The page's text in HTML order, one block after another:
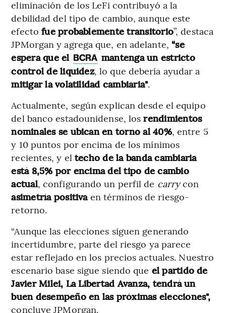
eliminación de los LeFi contribuyó a la
debilidad del tipo de cambio, aunque este
efectofue probablemente transitorio”, destaca
JPMorgan y agrega que, en adelante, “se
espera que el BCRA mantenga un estricto
control de liquidez, lo que debería ayudar a
mitigar la volatilidad cambiaria".
Actualmente, según explican desde el equipo
del banco estadounidense, losrendimientos
nominales se ubican en torno al 40%, entre 5
y 10 puntos por encima de los mínimos
recientes, y el techo de la banda cambiaria
está 8,5% por encima del tipo de cambio
actual, configurando un perfil de carrycon
asimetría positivaen términos de riesgo-
retorno.
“Aunque las elecciones siguen generando
incertidumbre, parte del riesgo ya parece
estar reflejado en los precios actuales. Nuestro
escenario base sigue siendo que el partido de
Javier Milei, La Libertad Avanza, tendrá un
buen desempeño en las próximas elecciones",
concluye JPMorgan.